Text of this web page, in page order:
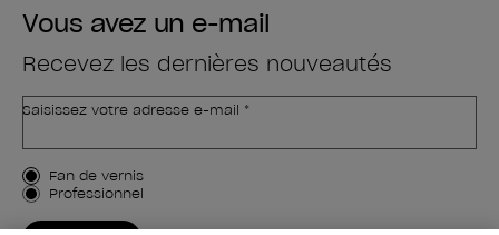
Vous avez un e-mail
Recevez les dernières nouveautés
Saisissez votre adresse e-mail *
Type de client
Fan de vernis
Professionnel